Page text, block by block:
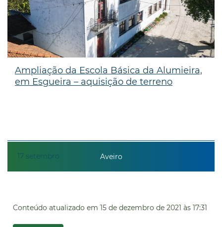
17 setembro
Ampliação da Escola Básica da Alumieira,
em Esgueira – aquisição de terreno
Aveiro
Conteúdo atualizado em 15 de dezembro de 2021 às 17:31